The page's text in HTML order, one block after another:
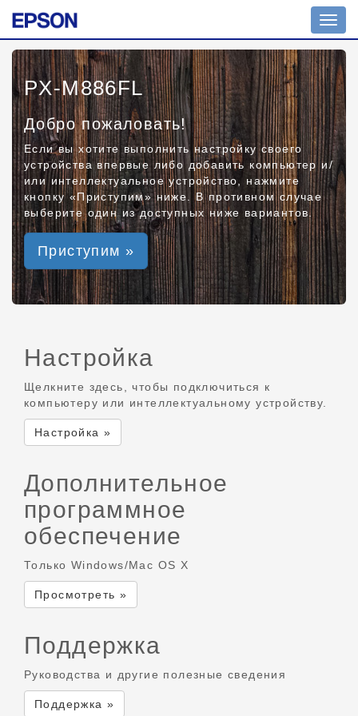
PX-M886FL
Добро пожаловать!
Если вы хотите выполнить настройку своего
устройства впервые либо добавить компьютер и/
или интеллектуальное устройство, нажмите
кнопку «Приступим» ниже. В противном случае
выберите один из доступных ниже вариантов.
Приступим »
Настройка
Щелкните здесь, чтобы подключиться к
компьютеру или интеллектуальному устройству.
Настройка »
Дополнительное
программное
обеспечение
Только Windows/Mac OS X
Просмотреть »
Поддержка
Руководства и другие полезные сведения
Поддержка »